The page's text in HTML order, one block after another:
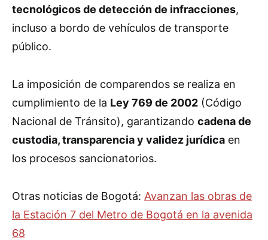
tecnológicos de detección de infracciones,
incluso a bordo de vehículos de transporte
público.
La imposición de comparendos se realiza en
cumplimiento de la Ley 769 de 2002 (Código
Nacional de Tránsito), garantizando cadena de
custodia, transparencia y validez jurídica en
los procesos sancionatorios.
Otras noticias de Bogotá: Avanzan las obras de
la Estación 7 del Metro de Bogotá en la avenida
68